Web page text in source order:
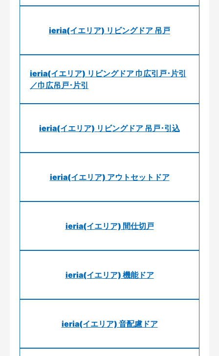
ieria(イエリア) リビングドア 吊戸
ieria(イエリア) リビングドア 巾広引戸･片引
／巾広吊戸･片引
ieria(イエリア) リビングドア 吊戸･引込
ieria(イエリア) アウトセットドア
ieria(イエリア) 間仕切戸
ieria(イエリア) 機能ドア
ieria(イエリア) 音配慮ドア